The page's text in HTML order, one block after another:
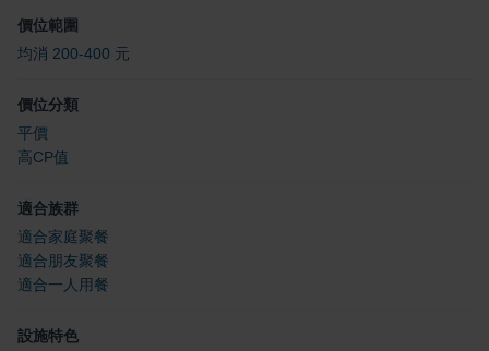
價位範圍
均消 200-400 元
價位分類
平價
高CP值
適合族群
適合家庭聚餐
適合朋友聚餐
適合一人用餐
設施特色